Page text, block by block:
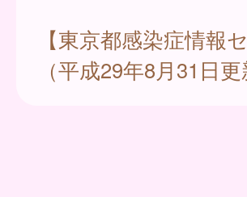
【東京都感染症情報
（平成29年8月31日